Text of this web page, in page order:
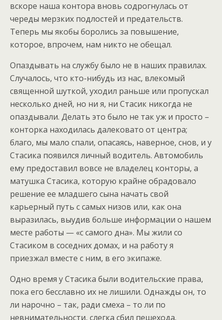
вскоре наша контора вновь содрогнулась от
череды мерзких подлостей и предательств.
Теперь мы якобы боролись за повышение,
которое, впрочем, нам никто не обещал.
Опаздывать на службу было не в наших правилах.
Случалось, что кто-нибудь из нас, влекомый
священной шуткой, уходил раньше или пропускал
несколько дней, но ни я, ни Стасик никогда не
опаздывали. Делать это было не так уж и просто –
конторка находилась далековато от центра;
благо, мы мало спали, опасаясь, наверное, снов, и у
Стасика появился личный водитель. Автомобиль
ему предоставил вовсе не владелец конторы, а
матушка Стасика, которую крайне обрадовало
решение ее младшего сына начать свой
карьерный путь с самых низов или, как она
выразилась, выудив больше информации о нашем
месте работы — «с самого дна». Мы жили со
Стасиком в соседних домах, и на работу я
приезжал вместе с ним, в его экипаже.
Одно время у Стасика были водительские права,
пока его бесславно их не лишили. Однажды он, то
ли нарочно – так, ради смеха – то ли по
невнимательности, слегка сбил пешехода.